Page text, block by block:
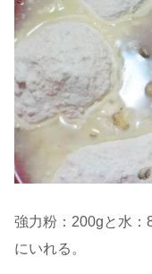
強力粉：200gと水
にいれる。